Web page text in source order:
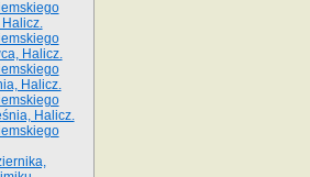
Halicz.
Halicz.
Halicz.